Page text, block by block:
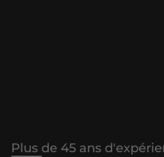
Plus de 45 ans